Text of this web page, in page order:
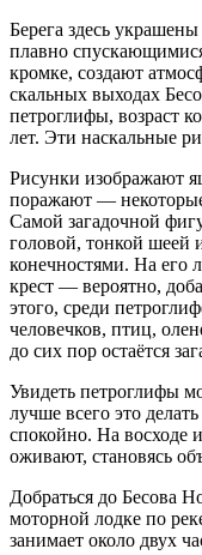
Берега здесь
плавно
кромке, создают
скальных выходах
петроглифы, возраст
лет. Эти наскальные
Рисунки изображают
поражают —
Самой загадочной
головой, тонкой шеей
конечностями. На его
крест — вероятно,
этого, среди
человечков, птиц,
до сих пор остаётся
Увидеть петроглифы
лучше всего это
спокойно. На восходе
оживают, становясь
Добраться до Бесова
моторной лодке по
занимает около двух